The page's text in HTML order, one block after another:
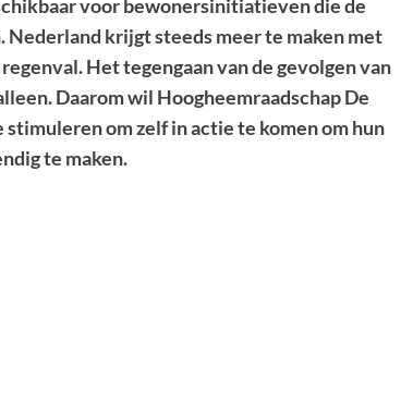
voor bewonersinitiatieven die de
krijgt steeds meer te maken met
Het tegengaan van de gevolgen van
Daarom wil Hoogheemraadschap De
om zelf in actie te komen om hun
te maken.